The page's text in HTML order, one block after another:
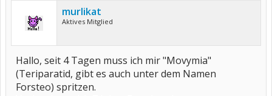
murlikat
Aktives Mitglied
Hallo, seit 4 Tagen muss ich mir "Movymia"
(Teriparatid, gibt es auch unter dem Namen
Forsteo) spritzen.